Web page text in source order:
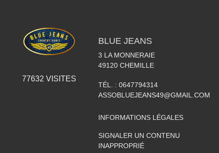
77632 VISITES
BLUE JEANS
3 LA MONNERAIE
49120 CHEMILLE
TÉL. : 0647794314
ASSOBLUEJEANS49@GMAIL.COM
INFORMATIONS LÉGALES
SIGNALER UN CONTENU
INAPPROPRIÉ